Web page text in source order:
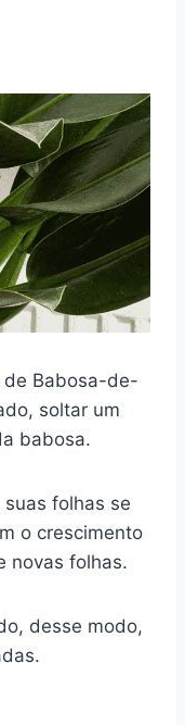
Babosa-de-
soltar um
babosa.
folhas se
o crescimento
novas folhas.
desse modo,